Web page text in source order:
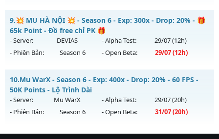
Thể loại: Mu Custom thêm đồ mới
Antihack: CheatGuard
Mu Viêt Plus SS6 - Tiêu phí tích lũy, Đồ họa đỉnh cao
Mu mới ra tháng 08 2026 - Mở máy chủ
ngày 04/08/2626
Exp: 9999x - Drop: 90%
Thể loại: Mu Bán Đồ Full Trong Shop
Antihack: Phoenix 2026
9.💥 MU HÀ NỘI 💥 - Season 6 - Exp: 300x - Drop: 20% - 🎁
65k Point - Đồ free chỉ PK 🎁
- Server: DEVIAS - Alpha Test: 29/07(12h)
- Phiên Bản:
Season 6 - Open Beta: 29/07(12h)
Mu mới ra tháng 07 2026 - Mở máy chủ
ngày 29/07/2626
Exp: 300x - Drop: 20%
10.Mu WarX - Season 6 - Exp: 400x - Drop: 20% - 60 FPS -
50K Points - Lộ Trình Dài
- Server: Mu WarX - Alpha Test: 29/07(20h)
- Phiên Bản:
Season 6 - Open Beta: 31/07(20h)
Mu WarX - 60 FPS - 50K Points - Lộ Trình Dài